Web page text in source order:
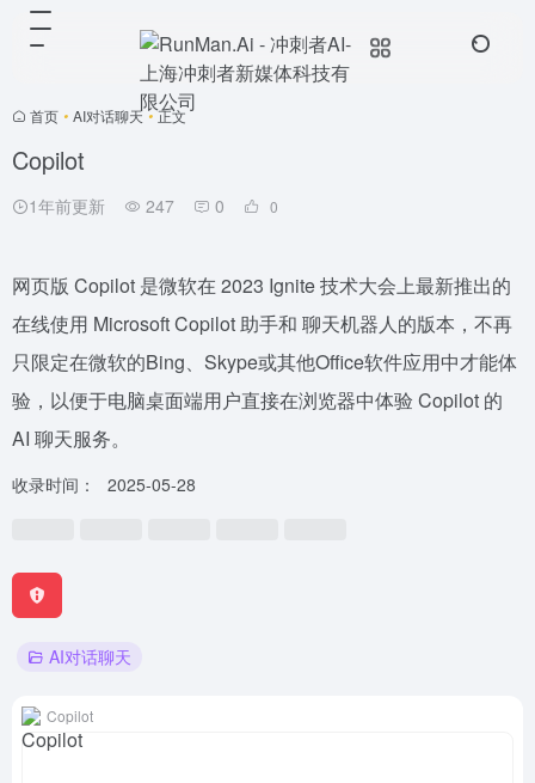
首页 • AI对话聊天 • 正文
Copilot
1年前更新 247 0 0
网页版 Copilot 是微软在 2023 Ignite 技术大会上最新推出的
在线使用 Microsoft Copilot 助手和 聊天机器人的版本，不再
只限定在微软的Bing、Skype或其他Office软件应用中才能体
验，以便于电脑桌面端用户直接在浏览器中体验 Copilot 的
AI 聊天服务。
收录时间： 2025-05-28
AI对话聊天
Copilot